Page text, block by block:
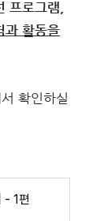
프로그램,
과 활동을
확인하실
- 1편